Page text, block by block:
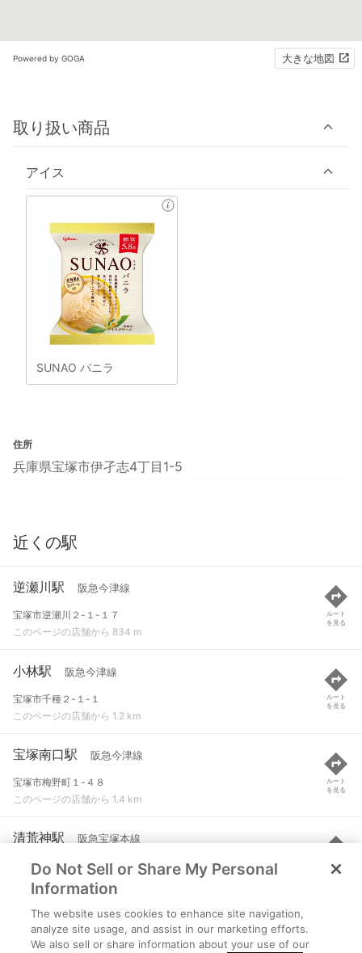
Powered by GOGA 大きな地図
取り扱い商品
アイス
SUNAO バニラ
住所
兵庫県宝塚市伊孑志4丁目1-5
近くの駅
逆瀬川駅 阪急今津線
宝塚市逆瀬川２-１-１７
このページの店舗から 834 m
ルート
を見る
小林駅 阪急今津線
宝塚市千種２-１-１
このページの店舗から 1.2 km
ルート
を見る
宝塚南口駅 阪急今津線
宝塚市梅野町１-４８
このページの店舗から 1.4 km
ルート
を見る
清荒神駅 阪急宝塚本線
宝塚市清荒神１-９-３
このページの店舗から 1.5 km
ルート
を見る
売布神社駅 阪急宝塚本線
宝塚市売布２-１４-３０
Do Not Sell or Share My Personal
Information
The website uses cookies to enhance site navigation,
analyze site usage, and assist in our marketing efforts.
We also sell or share information about your use of our